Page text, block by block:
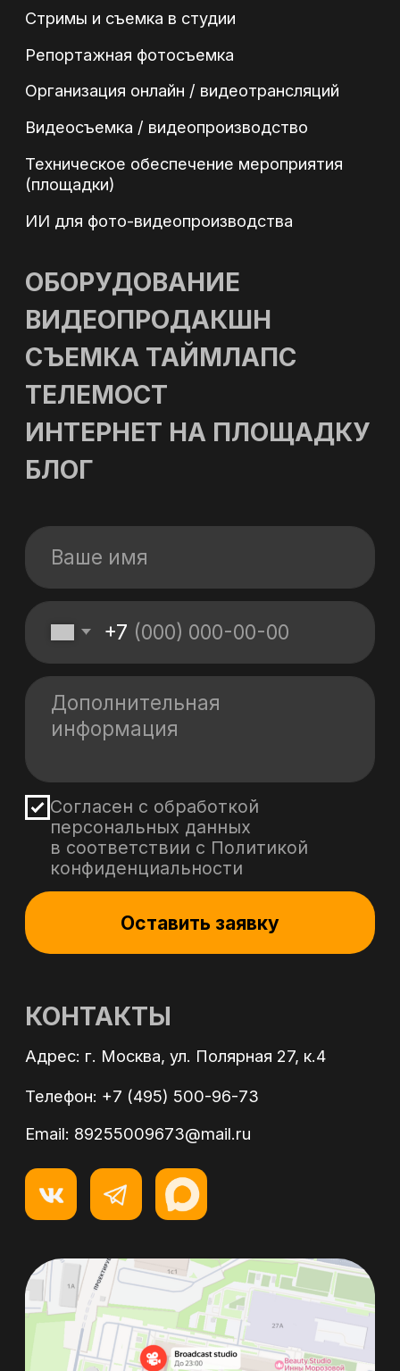
КОНТАКТЫ
Адрес: г. Москва, ул. Полярная 27, к.4
Email: 89255009673@mail.ru
Политика обработки персональных данных
Политика в области файлов Cookies
Согласен с обработкой
персональных данных
в соответствии с Политикой
конфиденциальности